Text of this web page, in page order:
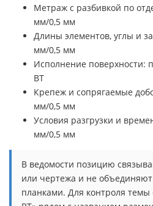
Метраж с разбивкой по
мм/0,5 мм
Длины элементов, углы и
мм/0,5 мм
Исполнение поверхности:
BT
Крепеж и сопрягаемые
мм/0,5 мм
Условия разгрузки и
мм/0,5 мм
В ведомости позицию
или чертежа и не
планками. Для контроля темы